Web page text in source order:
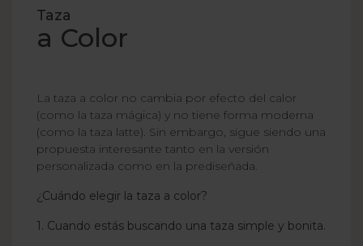
Taza
a Color
La taza a color no cambia por efecto del calor
(como la taza mágica) y no tiene forma moderna
(como la taza latte). Sin embargo, sigue siendo una
propuesta interesante tanto en la versión
personalizada como en la prediseñada.
¿Cuándo elegir la taza a color?
1. Cuando estás buscando una taza simple y bonita.